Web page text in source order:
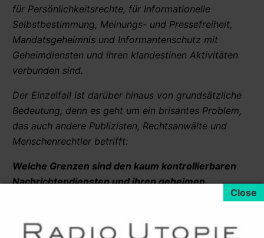
für Persönlichkeitsrechte, für Informationelle
Selbstbestimmung, Meinungs- und Pressefreiheit,
Mandatsgeheimnis und Informantenschutz mit
Geheimdiensten und ihren klandestinen Aktivitäten
verbunden sind.
Der Einzelfall ist darüber hinaus von grundsätzliche
Bedeutung, denn es geht um ein brisantes Problem,
das auch andere Publizisten, Rechtsanwälte und
Menschenrechtler betrifft:
Welche Grenzen sind den kaum kontrollierbaren
Nachrichtendiensten und ihren geheimen
unabhängiger Menschenrechtsarbeit von